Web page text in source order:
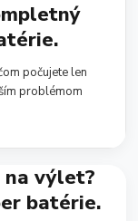
počujete len
problémom